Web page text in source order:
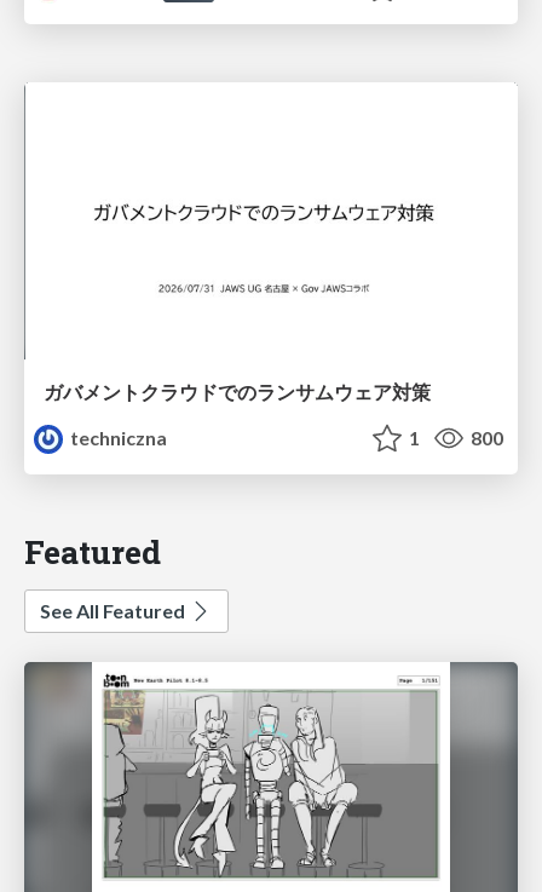
ガバメントクラウドでのランサムウェア対策
techniczna
1 800
Featured
See All Featured